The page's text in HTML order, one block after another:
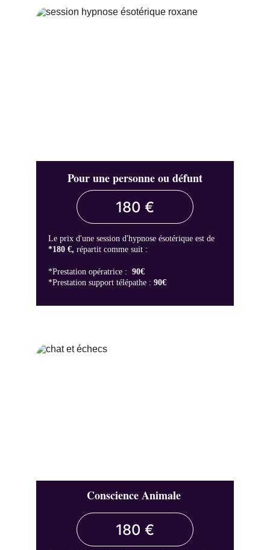
Pour une personne ou défunt
Le prix d'une session d'hypnose ésotérique est de
*180 €, répartit comme suit :
*Prestation opératrice : 90€
*Prestation support télépathe : 90€
180 €
Conscience Animale
180 €